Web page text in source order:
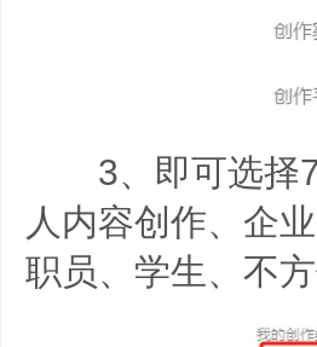
3、即可选择7
人内容创作、企
职员、学生、不